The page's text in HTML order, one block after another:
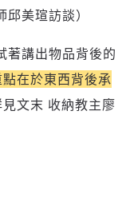
美瑄訪談）
著講出物品背後的
點在於東西背後承
見文末 收納教主廖